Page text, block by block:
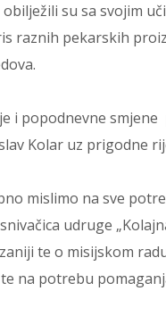
su sa svojim
raznih pekarskih
i popodnevne
Kolar uz prigodne
mislimo na sve
udruge
te o misijskom
na potrebu